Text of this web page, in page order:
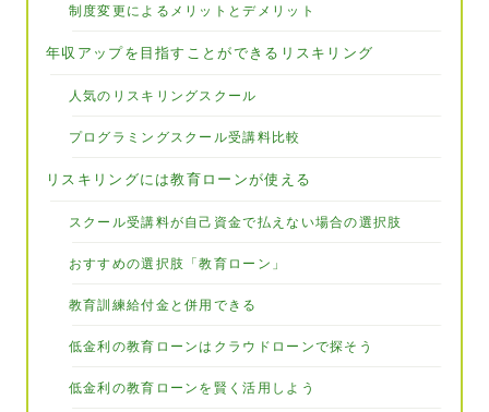
制度変更によるメリットとデメリット
年収アップを目指すことができるリスキリング
人気のリスキリングスクール
プログラミングスクール受講料比較
リスキリングには教育ローンが使える
スクール受講料が自己資金で払えない場合の選択肢
おすすめの選択肢「教育ローン」
教育訓練給付金と併用できる
低金利の教育ローンはクラウドローンで探そう
低金利の教育ローンを賢く活用しよう